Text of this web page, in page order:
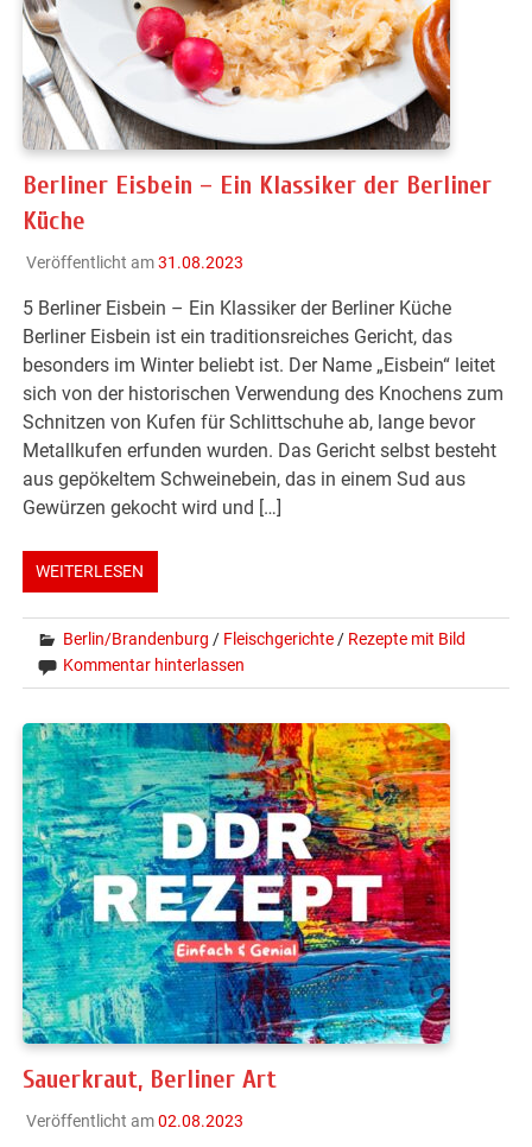
Berliner Eisbein – Ein Klassiker der Berliner
Küche
Veröffentlicht am31.08.2023
5 Berliner Eisbein – Ein Klassiker der Berliner Küche
Berliner Eisbein ist ein traditionsreiches Gericht, das
besonders im Winter beliebt ist. Der Name „Eisbein“ leitet
sich von der historischen Verwendung des Knochens zum
Schnitzen von Kufen für Schlittschuhe ab, lange bevor
Metallkufen erfunden wurden. Das Gericht selbst besteht
aus gepökeltem Schweinebein, das in einem Sud aus
Gewürzen gekocht wird und […]
WEITERLESEN
Berlin/Brandenburg / Fleischgerichte / Rezepte mit Bild
Kommentar hinterlassen
Sauerkraut, Berliner Art
Veröffentlicht am02.08.2023